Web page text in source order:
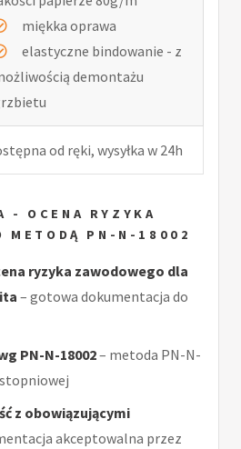
miękka oprawa
elastyczne bindowanie - z
demontażu
od ręki, wysyłka w 24h
- OCENA RYZYKA
METODĄ PN-N-18002
ryzyka zawodowego dla
– gotowa dokumentacja do
PN-N-18002– metoda PN-N-
z obowiązującymi
akceptowalna przez